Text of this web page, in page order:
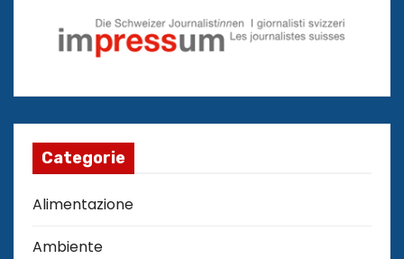
Categorie
Alimentazione
Ambiente